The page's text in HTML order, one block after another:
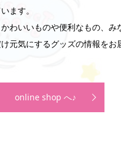
ます。
わいいものや便利なもの、み
元気にするグッズの情報をお
online shop へ♪